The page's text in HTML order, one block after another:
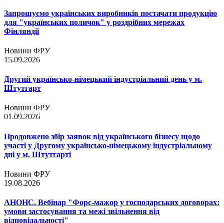
Запрошуємо українських виробників постачати продукцію
для "українських поличок" у роздрібних мережах
Фінляндії
Новини ФРУ
15.09.2026
Другий українсько-німецький індустріальний день у м.
Штутгарт
Новини ФРУ
01.09.2026
Продовжено збір заявок від українського бізнесу щодо
участі у Другому українсько-німецькому індустріальному
дні у м. Штутгарті
Новини ФРУ
19.08.2026
АНОНС. Вебінар "Форс-мажор у господарських договорах:
умови застосування та межі звільнення від
відповідальності"